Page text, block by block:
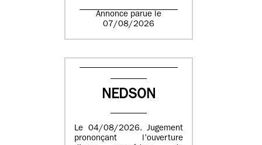
Annonce parue le
07/08/2026
NEDSON
Le 04/08/2026. Jugement
prononçant l’ouverture